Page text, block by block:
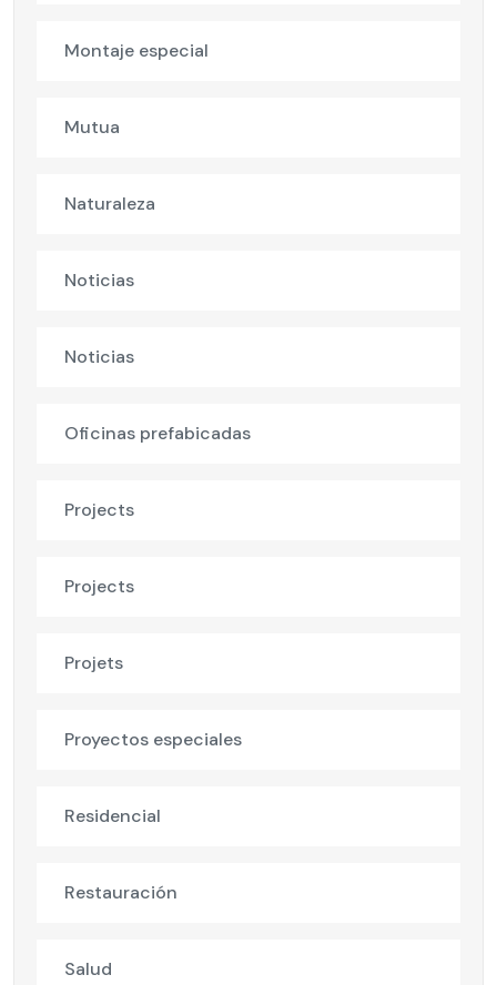
Montaje especial
Mutua
Naturaleza
Noticias
Noticias
Oficinas prefabicadas
Projects
Projects
Projets
Proyectos especiales
Residencial
Restauración
Salud